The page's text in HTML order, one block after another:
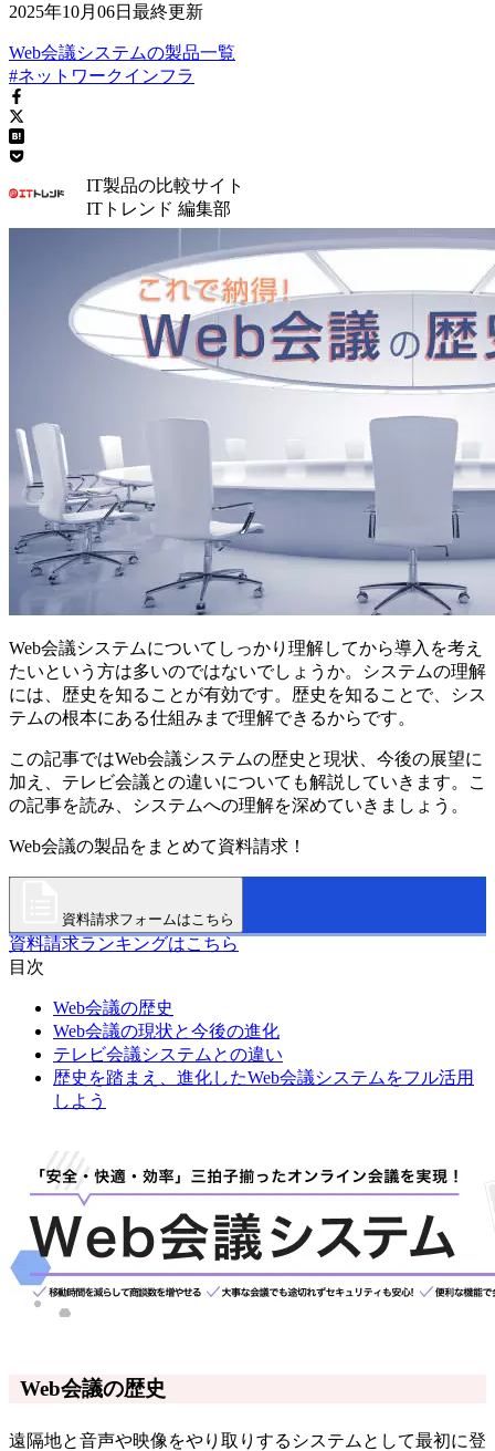
2025年10月06日 最終更新
Web会議システムの製品一覧
#ネットワークインフラ
IT製品の比較サイト
ITトレンド 編集部
Web会議システムについてしっかり理解してから導入を考え
たいという方は多いのではないでしょうか。システムの理解
には、歴史を知ることが有効です。歴史を知ることで、シス
テムの根本にある仕組みまで理解できるからです。
この記事ではWeb会議システムの歴史と現状、今後の展望に
加え、テレビ会議との違いについても解説していきます。こ
の記事を読み、システムへの理解を深めていきましょう。
Web会議の製品をまとめて資料請求！
資料請求フォームはこちら
資料請求ランキングはこちら
目次
Web会議の歴史
Web会議の現状と今後の進化
テレビ会議システムとの違い
歴史を踏まえ、進化したWeb会議システムをフル活用
しよう
Web会議の歴史
遠隔地と音声や映像をやり取りするシステムとして最初に登